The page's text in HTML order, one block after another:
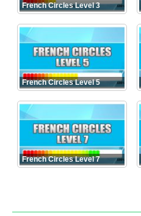
French Circles Level 3
French Circles Level 5
French Circles Level 7